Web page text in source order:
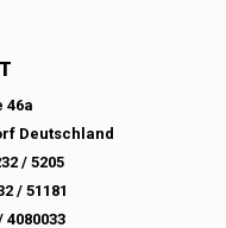
46a
Deutschland
/ 5205
/ 51181
4080033